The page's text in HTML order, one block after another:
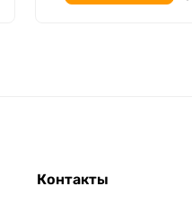
Контакты